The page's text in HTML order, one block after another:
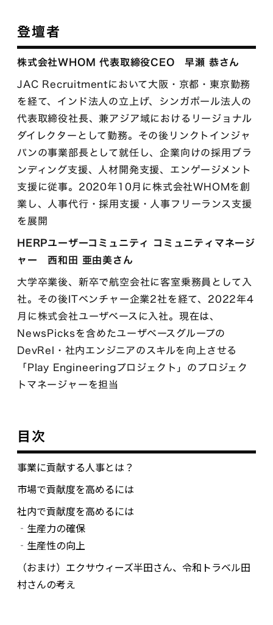
登壇者
株式会社WHOM 代表取締役CEO 早瀬 恭さん
JAC Recruitmentにおいて大阪・京都・東京勤務
を経て、インド法人の立上げ、シンガポール法人の
代表取締役社長、兼アジア域におけるリージョナル
ダイレクターとして勤務。その後リンクトインジャ
パンの事業部長として就任し、企業向けの採用ブラ
ンディング支援、人材開発支援、エンゲージメント
支援に従事。2020年10月に株式会社WHOMを創
業し、人事代行・採用支援・人事フリーランス支援
を展開
HERPユーザーコミュニティ コミュニティマネージ
ャー 西和田 亜由美さん
大学卒業後、新卒で航空会社に客室乗務員として入
社。その後ITベンチャー企業2社を経て、2022年4
月に株式会社ユーザベースに入社。現在は、
NewsPicksを含めたユーザベースグループの
DevRel・社内エンジニアのスキルを向上させる
「Play Engineeringプロジェクト」のプロジェク
トマネージャーを担当
目次
事業に貢献する人事とは？
市場で貢献度を高めるには
社内で貢献度を高めるには
‐生産力の確保
‐生産性の向上
（おまけ）エクサウィーズ半田さん、令和トラベル田
村さんの考え